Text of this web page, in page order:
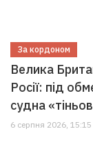
За кордоном
Велика
Росії: під
судна
6 серпня 2026,